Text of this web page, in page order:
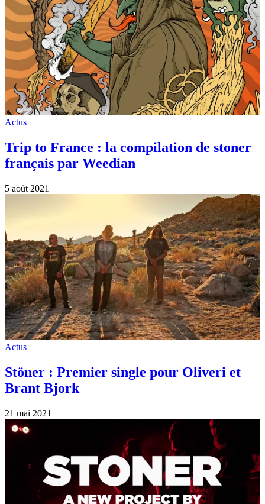
Actus
Trip to France : la compilation de stoner
français par Weedian
5 août 2021
Actus
Stöner : Premier single pour Oliveri et
Brant Bjork
21 mai 2021